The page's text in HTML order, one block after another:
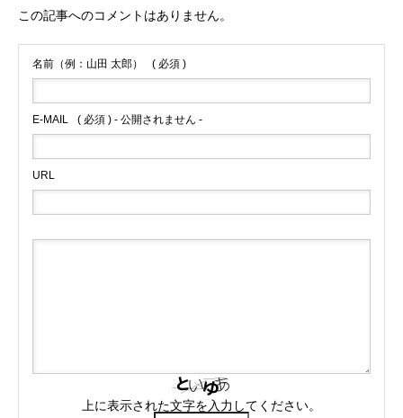
この記事へのコメントはありません。
名前（例：山田 太郎） ( 必須 )
E-MAIL ( 必須 ) - 公開されません -
URL
上に表示された文字を入力してください。